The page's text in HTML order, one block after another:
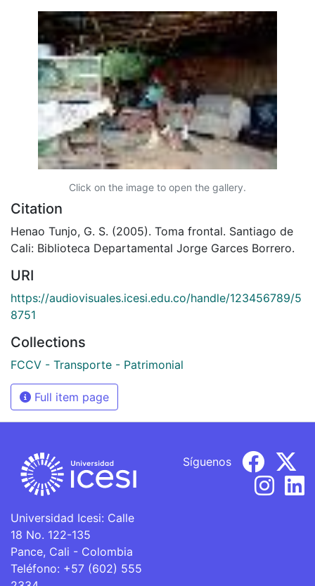
Click on the image to open the gallery.
Citation
Henao Tunjo, G. S. (2005). Toma frontal. Santiago de
Cali: Biblioteca Departamental Jorge Garces Borrero.
URI
https://audiovisuales.icesi.edu.co/handle/123456789/5
8751
Collections
FCCV - Transporte - Patrimonial
Full item page
Universidad Icesi: Calle
18 No. 122-135
Pance, Cali - Colombia
Teléfono: +57 (602) 555
Síguenos